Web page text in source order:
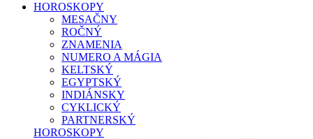
HOROSKOPY
MESAČNY
ROČNÝ
ZNAMENIA
NUMERO A MÁGIA
KELTSKÝ
EGYPTSKÝ
INDIÁNSKY
CYKLICKÝ
PARTNERSKÝ
HOROSKOPY